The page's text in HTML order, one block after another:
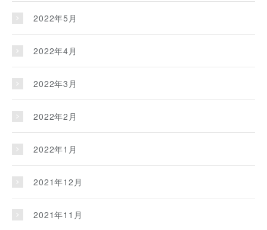
2022年5月
2022年4月
2022年3月
2022年2月
2022年1月
2021年12月
2021年11月